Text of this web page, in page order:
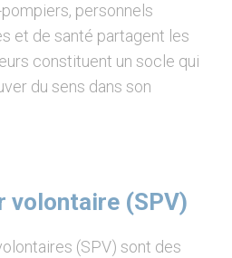
personnels
et de santé partagent les
constituent un socle qui
du sens dans son
volontaire (SPV)
(SPV) sont des